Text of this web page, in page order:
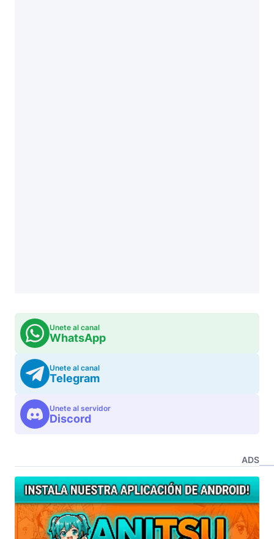
Unete al canal
WhatsApp
Unete al canal
Telegram
Unete al servidor
Discord
ADS